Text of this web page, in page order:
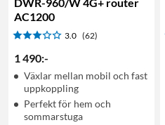
AC1200
3.0 (62)
1 490:-
Växlar mellan mobil och fast
uppkoppling
Perfekt för hem och
sommarstuga